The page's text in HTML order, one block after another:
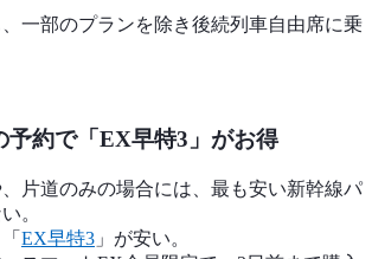
一部のプランを除き後続列車自由席に乗
予約で「EX早特3」がお得
片道のみの場合には、最も安い新幹線パ
。
EX早特3 」が安い。